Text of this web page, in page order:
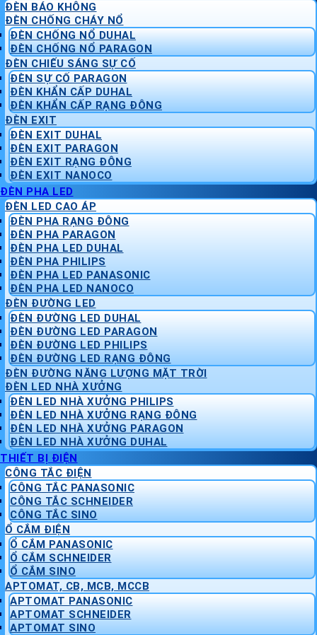
ĐÈN BÁO KHÔNG
ĐÈN CHỐNG CHÁY NỔ
ĐÈN CHỐNG NỔ DUHAL
ĐÈN CHỐNG NỔ PARAGON
ĐÈN CHIẾU SÁNG SỰ CỐ
ĐÈN SỰ CỐ PARAGON
ĐÈN KHẨN CẤP DUHAL
ĐÈN KHẨN CẤP RẠNG ĐÔNG
ĐÈN EXIT
ĐÈN EXIT DUHAL
ĐÈN EXIT PARAGON
ĐÈN EXIT RẠNG ĐÔNG
ĐÈN EXIT NANOCO
ĐÈN PHA LED
ĐÈN LED CAO ÁP
ĐÈN PHA RẠNG ĐÔNG
ĐÈN PHA PARAGON
ĐÈN PHA LED DUHAL
ĐÈN PHA PHILIPS
ĐÈN PHA LED PANASONIC
ĐÈN PHA LED NANOCO
ĐÈN ĐƯỜNG LED
ĐÈN ĐƯỜNG LED DUHAL
ĐÈN ĐƯỜNG LED PARAGON
ĐÈN ĐƯỜNG LED PHILIPS
ĐÈN ĐƯỜNG LED RẠNG ĐÔNG
ĐÈN ĐƯỜNG NĂNG LƯỢNG MẶT TRỜI
ĐÈN LED NHÀ XƯỞNG
ĐÈN LED NHÀ XƯỞNG PHILIPS
ĐÈN LED NHÀ XƯỞNG RẠNG ĐÔNG
ĐÈN LED NHÀ XƯỞNG PARAGON
ĐÈN LED NHÀ XƯỞNG DUHAL
THIẾT BỊ ĐIỆN
CÔNG TẮC ĐIỆN
CÔNG TẮC PANASONIC
CÔNG TẮC SCHNEIDER
CÔNG TẮC SINO
Ổ CẮM ĐIỆN
Ổ CẮM PANASONIC
Ổ CẮM SCHNEIDER
Ổ CẮM SINO
APTOMAT, CB, MCB, MCCB
APTOMAT PANASONIC
APTOMAT SCHNEIDER
APTOMAT SINO